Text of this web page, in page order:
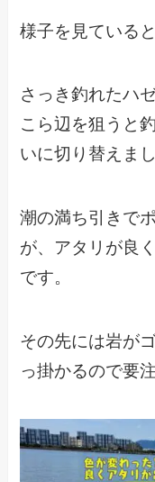
様子を見ている
さっき釣れたハ
こら辺を狙うと
いに切り替えまし
潮の満ち引きで
が、アタリが良
です。
その先には岩が
っ掛かるので要注